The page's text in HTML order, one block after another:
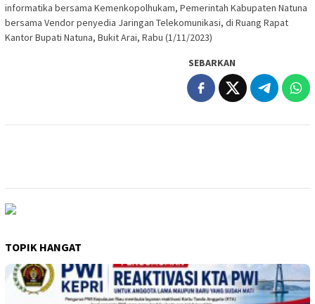
informatika bersama Kemenkopolhukam, Pemerintah Kabupaten Natuna
bersama Vendor penyedia Jaringan Telekomunikasi, di Ruang Rapat
Kantor Bupati Natuna, Bukit Arai, Rabu (1/11/2023)
SEBARKAN
TOPIK HANGAT